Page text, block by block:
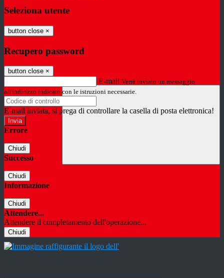
Seleziona utente
button close ×
Recupero password
button close ×
E-mail Verrà inviato un messaggio
all'indirizzo indicato con le istruzioni necessarie.
E-mail inviata, si prega di controllare la casella di posta elettronica!
Errore
Chiudi
Successo
Chiudi
Informazione
Chiudi
Attendere...
Attendere il completamento dell'operazione...
Chiudi